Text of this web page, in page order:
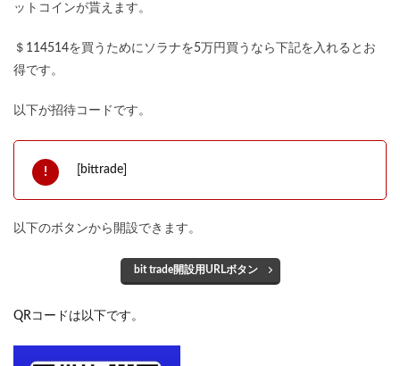
ットコインが貰えます。
＄114514を買うためにソラナを5万円買うなら下記を入れるとお
得です。
以下が招待コードです。
[bittrade]
以下のボタンから開設できます。
bit trade開設用URLボタン
QRコードは以下です。